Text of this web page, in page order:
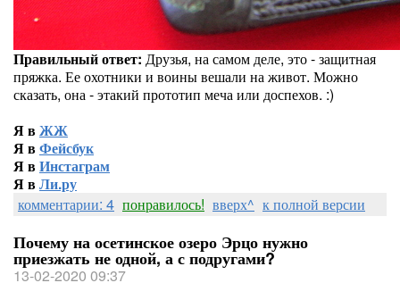
Правильный ответ: Друзья, на самом деле, это - защитная
пряжка. Ее охотники и воины вешали на живот. Можно
сказать, она - этакий прототип меча или доспехов. :)
Я вЖЖ
Я вФейсбук
Я вИнстаграм
Я вЛи.ру
комментарии: 4 понравилось! вверх^ к полной версии
Почему на осетинское озеро Эрцо нужно
приезжать не одной, а с подругами?
13-02-2020 09:37